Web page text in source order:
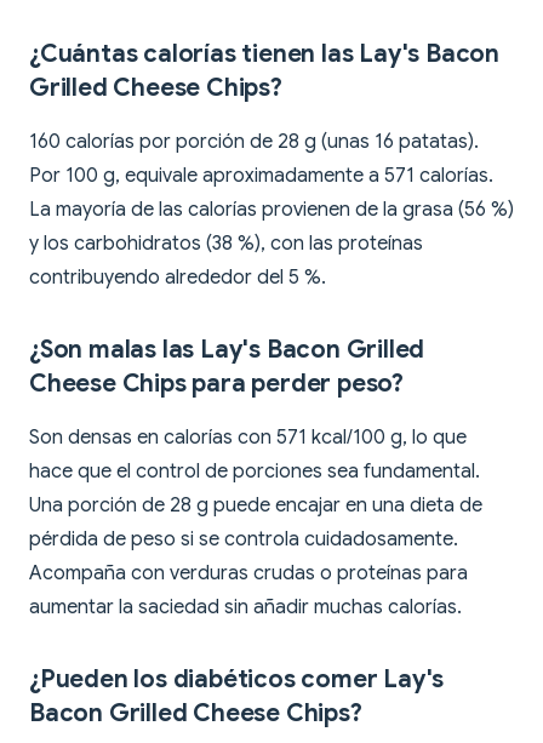
¿Cuántas calorías tienen las Lay's Bacon
Grilled Cheese Chips?
160 calorías por porción de 28 g (unas 16 patatas).
Por 100 g, equivale aproximadamente a 571 calorías.
La mayoría de las calorías provienen de la grasa (56 %)
y los carbohidratos (38 %), con las proteínas
contribuyendo alrededor del 5 %.
¿Son malas las Lay's Bacon Grilled
Cheese Chips para perder peso?
Son densas en calorías con 571 kcal/100 g, lo que
hace que el control de porciones sea fundamental.
Una porción de 28 g puede encajar en una dieta de
pérdida de peso si se controla cuidadosamente.
Acompaña con verduras crudas o proteínas para
aumentar la saciedad sin añadir muchas calorías.
¿Pueden los diabéticos comer Lay's
Bacon Grilled Cheese Chips?